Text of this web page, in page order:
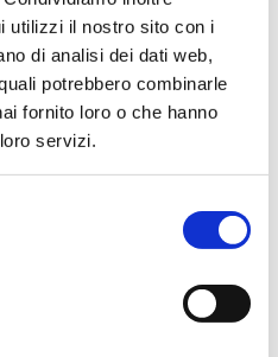
utilizzi il nostro sito con i
di analisi dei dati web,
potrebbero combinarle
fornito loro o che hanno
servizi.